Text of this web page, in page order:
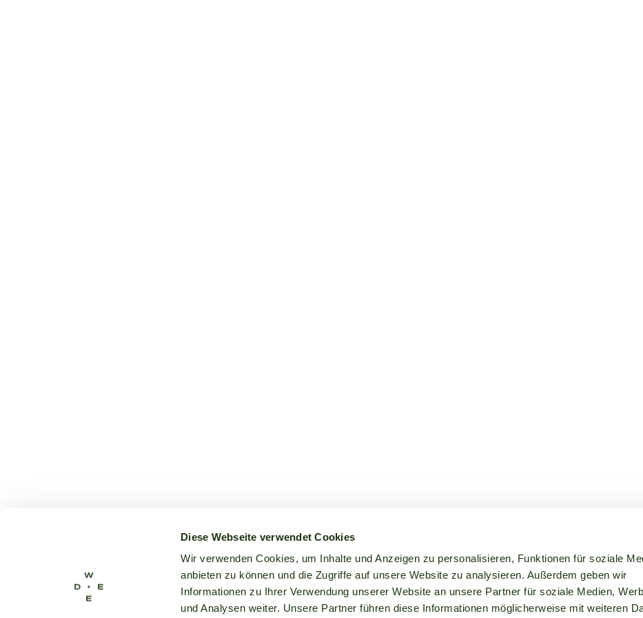
Diese Webseite verwendet Cookies
Wir verwenden Cookies, um Inhalte und Anzeigen zu personalisieren, Funktionen für soziale
anbieten zu können und die Zugriffe auf unsere Website zu analysieren. Außerdem geben wir
Informationen zu Ihrer Verwendung unserer Website an unsere Partner für soziale Medien,
und Analysen weiter. Unsere Partner führen diese Informationen möglicherweise mit weiteren